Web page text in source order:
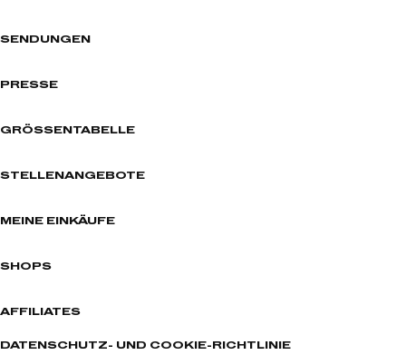
SENDUNGEN
PRESSE
GRÖSSENTABELLE
STELLENANGEBOTE
MEINE EINKÄUFE
SHOPS
AFFILIATES
DATENSCHUTZ- UND COOKIE-RICHTLINIE